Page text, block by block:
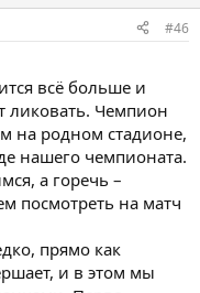
#46
всё больше и
ликовать. Чемпион
на родном стадионе,
нашего чемпионата.
а горечь –
посмотреть на матч
прямо как
и в этом мы